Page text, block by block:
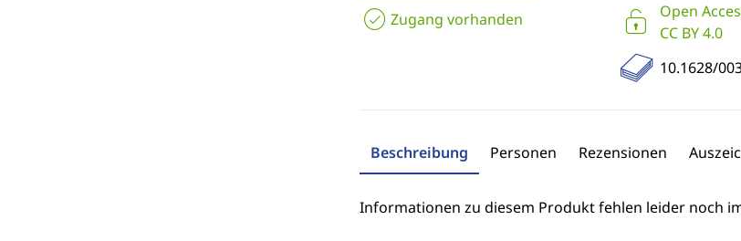
Zugang vorhanden
Open
CC BY 4.0
10.1628/
Beschreibung Personen Rezensionen
Informationen zu diesem Produkt fehlen leider noch